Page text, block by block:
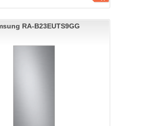
RA-B23EUTS9GG